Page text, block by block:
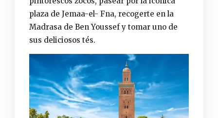
plaza de Jemaa-el- Fna, recogerte en la
Madrasa de Ben Youssef y tomar uno de
sus deliciosos tés.